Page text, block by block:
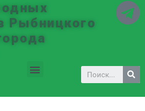
Рыбницкого